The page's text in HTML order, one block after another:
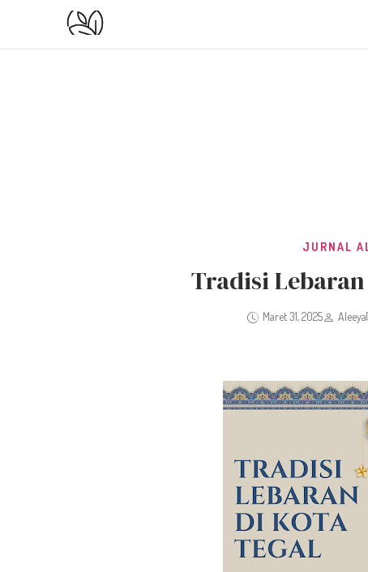
JURNAL
Tradisi
Maret 31, 2025 Aleeya